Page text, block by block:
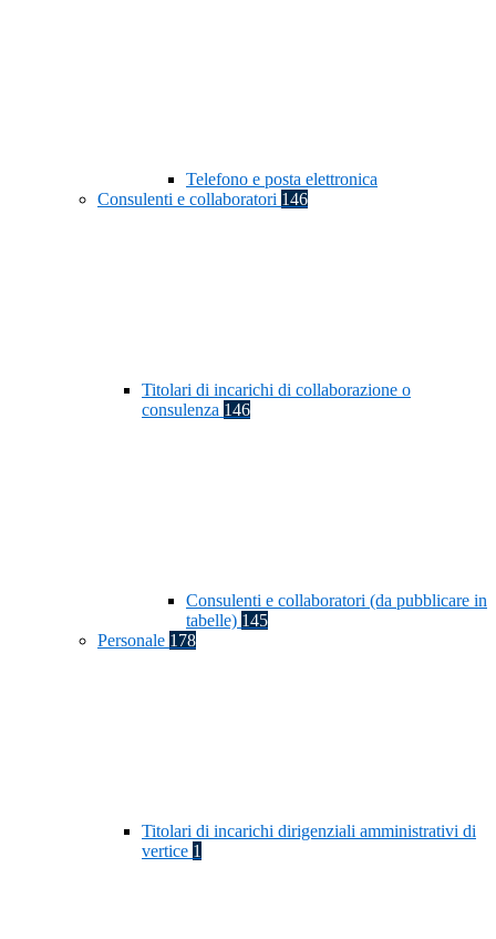
Telefono e posta elettronica
Consulenti e collaboratori 146
Titolari di incarichi di collaborazione o
consulenza 146
Consulenti e collaboratori (da pubblicare in
tabelle) 145
Personale 178
Titolari di incarichi dirigenziali amministrativi di
vertice 1